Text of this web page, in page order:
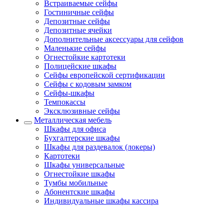
Встраиваемые сейфы
Гостиничные сейфы
Депозитные сейфы
Депозитные ячейки
Дополнительные аксессуары для сейфов
Маленькие сейфы
Огнестойкие картотеки
Полицейские шкафы
Сейфы европейской сертификации
Сейфы с кодовым замком
Сейфы-шкафы
Темпокассы
Эксклюзивные сейфы
Металлическая мебель
Шкафы для офиса
Бухгалтерские шкафы
Шкафы для раздевалок (локеры)
Картотеки
Шкафы универсальные
Огнестойкие шкафы
Тумбы мобильные
Абонентские шкафы
Индивидуальные шкафы кассира